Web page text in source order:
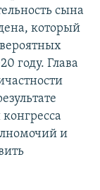
сына
который
году. Глава
и